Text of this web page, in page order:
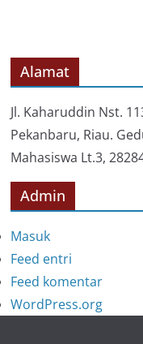
r
i
Alamat
Jl. Kaharuddin Nst.
Pekanbaru, Riau.
Mahasiswa Lt.3,
Admin
Masuk
Feed entri
Feed komentar
WordPress.org